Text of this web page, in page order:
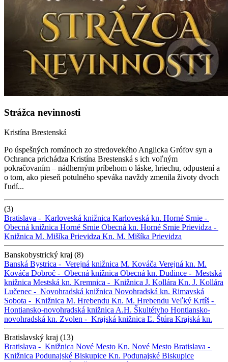
Strážca nevinnosti
Kristína Brestenská
Po úspešných románoch zo stredovekého Anglicka Grófov syn a
Ochranca prichádza Kristína Brestenská s ich voľným
pokračovaním – nádherným príbehom o láske, hriechu, odpustení a
o tom, ako pieseň potulného speváka navždy zmenila životy dvoch
ľudí...
(3)
Bratislava - Karloveská knižnica Karloveská kn. Horné Srnie -
Obecná knižnica Horné Srnie Obecná kn. Horné Srnie Prievidza -
Knižnica M. Mišíka Prievidza Kn. M. Mišíka Prievidza
Banskobystrický kraj (8)
Banská Bystrica - Verejná knižnica M. Kováča Verejná kn. M.
Kováča Dobroč - Obecná knižnica Obecná kn. Dudince - Mestská
knižnica Mestská kn. Kremnica - Knižnica J. Kollára Kn. J. Kollára
Lučenec - Novohradská knižnica Novohradská kn. Rimavská
Sobota - Knižnica M. Hrebendu Kn. M. Hrebendu Veľký Krtíš -
Hontiansko-novohradská knižnica A.H. Škultétyho Hontiansko-
novohradská kn. Zvolen - Krajská knižnica Ľ. Štúra Krajská kn.
Bratislavský kraj (13)
Bratislava - Knižnica Nové Mesto Kn. Nové Mesto Bratislava -
Knižnica Podunajské Biskupice Kn. Podunajské Biskupice